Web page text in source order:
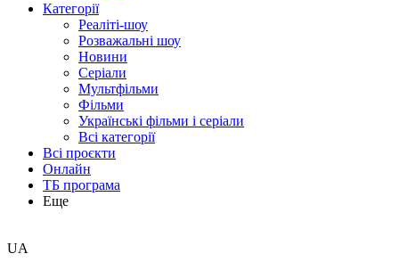
Категорії
Реаліті-шоу
Розважальні шоу
Новини
Серіали
Мультфільми
Фільми
Українські фільми і серіали
Всі категорії
Всі проєкти
Онлайн
ТБ програма
Еще
UA